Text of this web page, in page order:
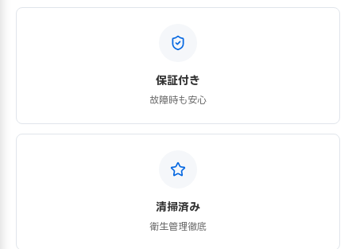
保証付き
故障時も安心
清掃済み
衛生管理徹底